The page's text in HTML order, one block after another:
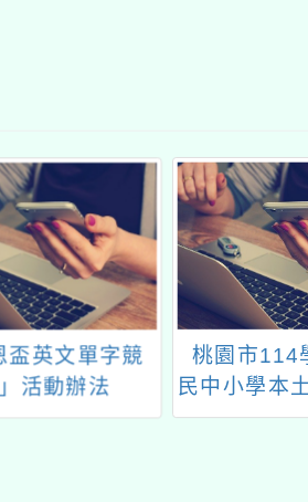
114學年度國
本土語文（閩
教學支援老師
「原住民族
師培育暨課
畫」教師走